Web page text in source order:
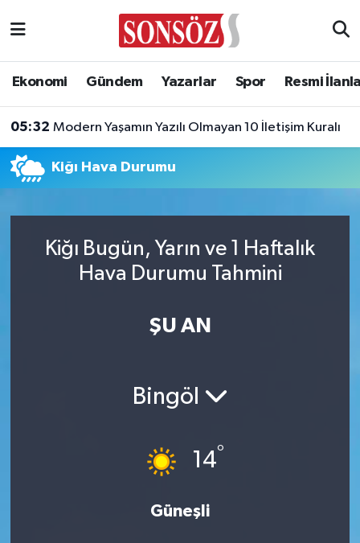
Ekonomi Gündem Yazarlar Spor Resmi
05:32 Modern Yaşamın Yazılı Olmayan 10 İletişim Kuralı
Kiğı Hava Durumu
Kiğı Bugün, Yarın ve 1 Haftalık
Hava Durumu Tahmini
ŞU AN
Bingöl
14°
Güneşli
Asayiş
Diğer
Ankara Nöbetçi Eczaneler
Tüm Manşetler